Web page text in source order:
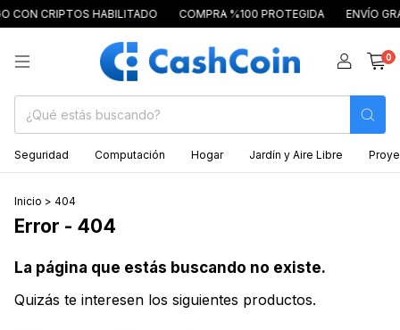
CRIPTOS HABILITADO COMPRA %100 PROTEGIDA ENVÍO GRATIS
0
Seguridad Computación Hogar Jardín y Aire Libre
Inicio > 404
Error - 404
La página que estás buscando no existe.
Quizás te interesen los siguientes productos.